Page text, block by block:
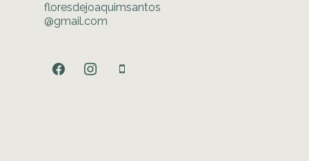
floresdejoaquimsantos
@gmail.com
facebookinstagrammobile